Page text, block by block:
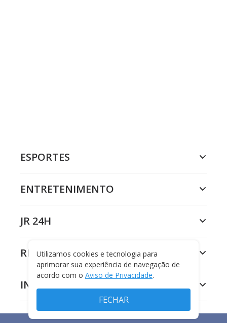
ESPORTES
ENTRETENIMENTO
JR 24H
RECORD
INSTITUCIONAL
Utilizamos cookies e tecnologia para
aprimorar sua experiência de navegação de
acordo com o Aviso de Privacidade.
FECHAR